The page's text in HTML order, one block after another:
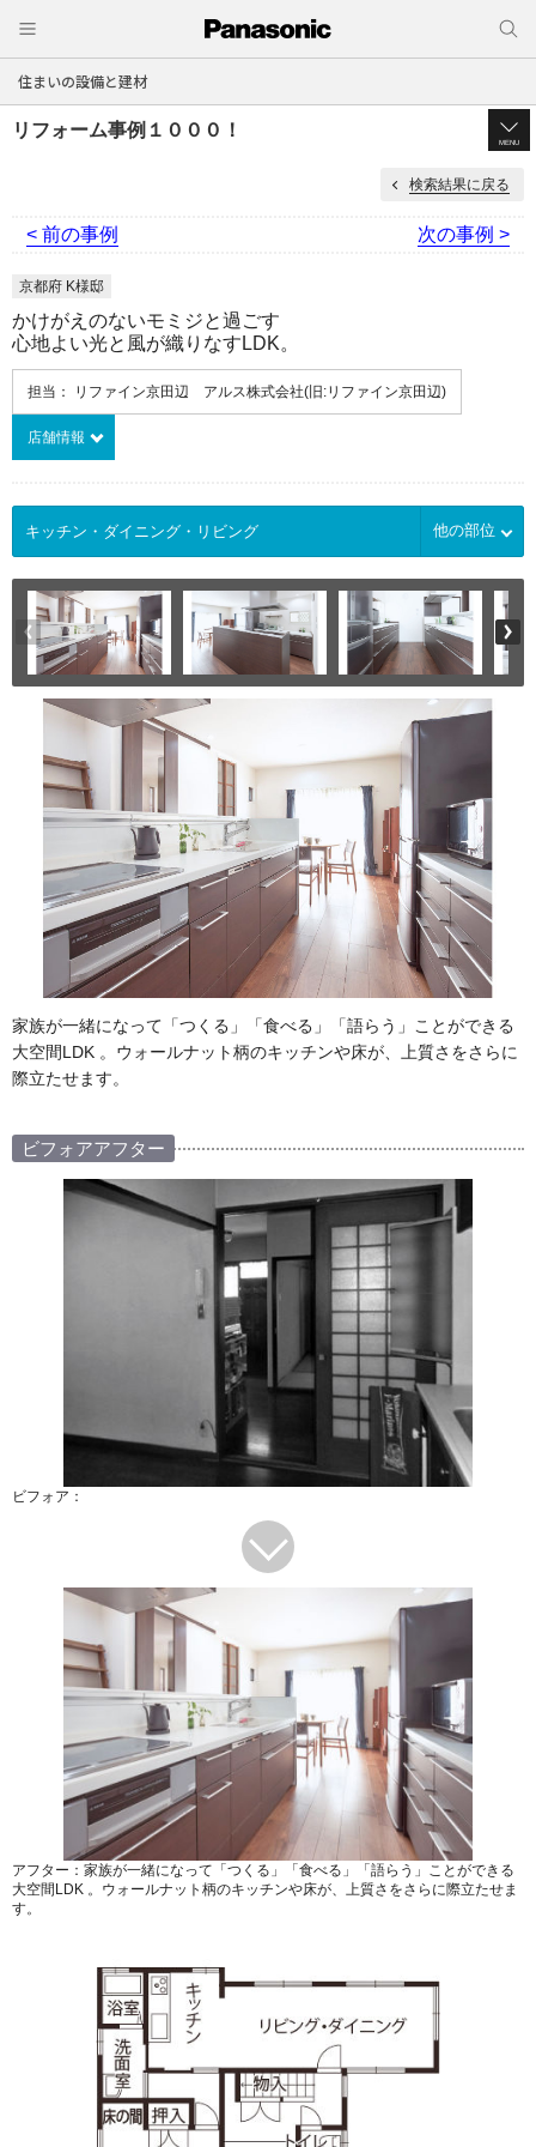
住まいの設備と建材
リフォーム事例１０００！
MENU
検索結果に戻る
< 前の事例 次の事例 >
京都府 K様邸
かけがえのないモミジと過ごす
心地よい光と風が織りなすLDK。
担当： リファイン京田辺 アルス株式会社(旧:リファイン京田辺)
店舗情報
他の部位
家族が一緒になって「つくる」「食べる」「語らう」ことができる
大空間LDK 。ウォールナット柄のキッチンや床が、上質さをさらに
際立たせます。
ビフォアアフター
ビフォア：
アフター：家族が一緒になって「つくる」「食べる」「語らう」ことができる
大空間LDK 。ウォールナット柄のキッチンや床が、上質さをさらに際立たせま
す。